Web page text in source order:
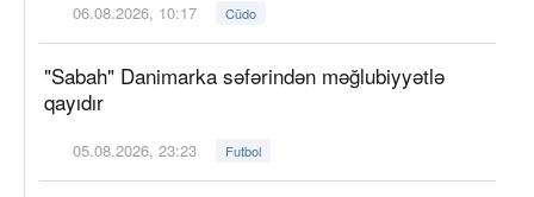
06.08.2026, 10:17 Cüdo
"Sabah" Danimarka səfərindən məğlubiyyətlə
qayıdır
05.08.2026, 23:23 Futbol